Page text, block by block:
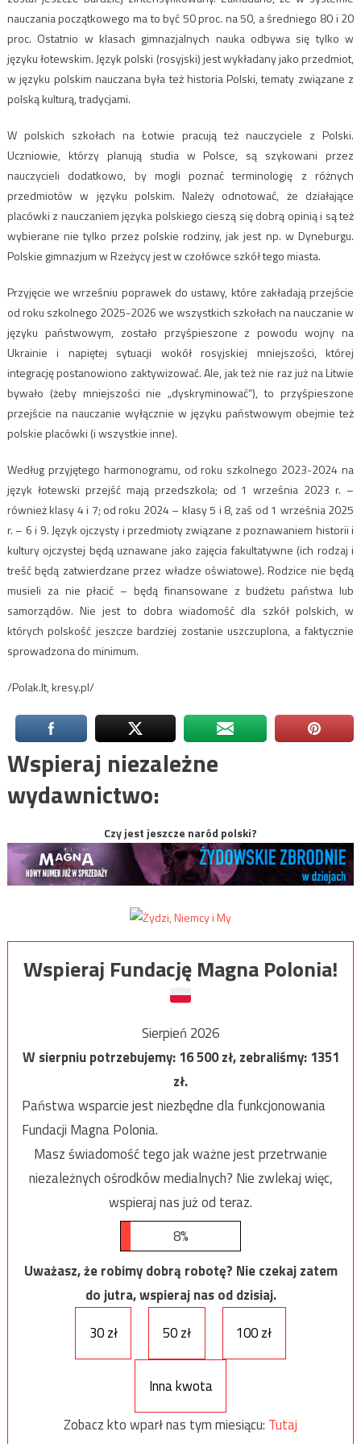
nauczania początkowego ma to być 50 proc. na 50, a średniego 80 i 20
proc. Ostatnio w klasach gimnazjalnych nauka odbywa się tylko w
języku łotewskim. Język polski (rosyjski) jest wykładany jako przedmiot,
w języku polskim nauczana była też historia Polski, tematy związane z
polską kulturą, tradycjami.
W polskich szkołach na Łotwie pracują też nauczyciele z Polski.
Uczniowie, którzy planują studia w Polsce, są szykowani przez
nauczycieli dodatkowo, by mogli poznać terminologię z różnych
przedmiotów w języku polskim. Należy odnotować, że działające
placówki z nauczaniem języka polskiego cieszą się dobrą opinią i są też
wybierane nie tylko przez polskie rodziny, jak jest np. w Dyneburgu.
Polskie gimnazjum w Rzeżycy jest w czołówce szkół tego miasta.
Przyjęcie we wrześniu poprawek do ustawy, które zakładają przejście
od roku szkolnego 2025-2026 we wszystkich szkołach na nauczanie w
języku państwowym, zostało przyśpieszone z powodu wojny na
Ukrainie i napiętej sytuacji wokół rosyjskiej mniejszości, której
integrację postanowiono zaktywizować. Ale, jak też nie raz już na Litwie
bywało (żeby mniejszości nie „dyskryminować“), to przyśpieszone
przejście na nauczanie wyłącznie w języku państwowym obejmie też
polskie placówki (i wszystkie inne).
Według przyjętego harmonogramu, od roku szkolnego 2023-2024 na
język łotewski przejść mają przedszkola; od 1 września 2023 r. –
również klasy 4 i 7; od roku 2024 – klasy 5 i 8, zaś od 1 września 2025
r. – 6 i 9. Język ojczysty i przedmioty związane z poznawaniem historii i
kultury ojczystej będą uznawane jako zajęcia fakultatywne (ich rodzaj i
treść będą zatwierdzane przez władze oświatowe). Rodzice nie będą
musieli za nie płacić – będą finansowane z budżetu państwa lub
samorządów. Nie jest to dobra wiadomość dla szkół polskich, w
których polskość jeszcze bardziej zostanie uszczuplona, a faktycznie
sprowadzona do minimum.
/Polak.lt, kresy.pl/
Wspieraj niezależne
wydawnictwo:
Czy jest jeszcze naród polski?
Wspieraj Fundację Magna Polonia!
Sierpień 2026
W sierpniu potrzebujemy:16 500zł, zebraliśmy:1351
zł.
Państwa wsparcie jest niezbędne dla funkcjonowania
Fundacji Magna Polonia.
Masz świadomość tego jak ważne jest przetrwanie
niezależnych ośrodków medialnych? Nie zwlekaj więc,
wspieraj nas już od teraz.
8%
Uważasz, że robimy dobrą robotę? Nie czekaj zatem
do jutra, wspieraj nas od dzisiaj.
30 zł
50 zł 100 zł
Inna kwota
Zobacz kto wparł nas tym miesiącu: Tutaj